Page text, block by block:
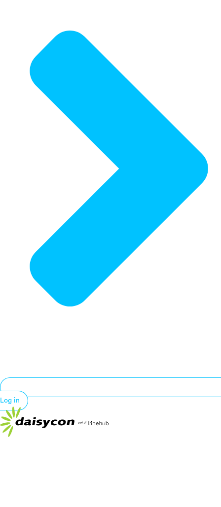
Log in